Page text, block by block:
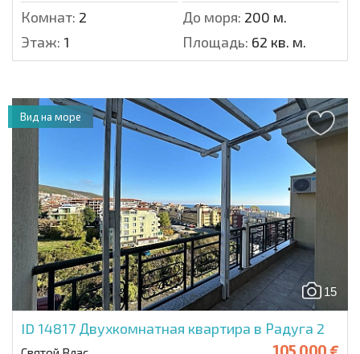
Комнат: 2 До моря: 200 м.
Этаж: 1 Площадь: 62 кв. м.
15
ID 14817 Двухкомнатная квартира в Радуга 2
Вид на море